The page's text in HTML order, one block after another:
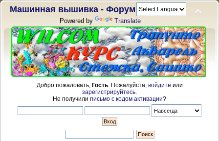
Машинная вышивка - Форум
Powered by Translate
Добро пожаловать, Гость. Пожалуйста, войдите или
зарегистрируйтесь
Не получили письмо с кодом активации?